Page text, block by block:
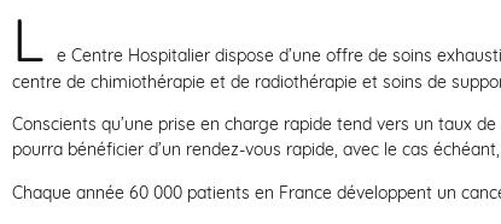
L
e Centre Hospitalier dispose d’une offre de soins
centre de chimiothérapie et de radiothérapie et soins de
Conscients qu’une prise en charge rapide tend vers un taux
pourra bénéficier d’un rendez-vous rapide, avec le cas
Chaque année 60 000 patients en France développent un